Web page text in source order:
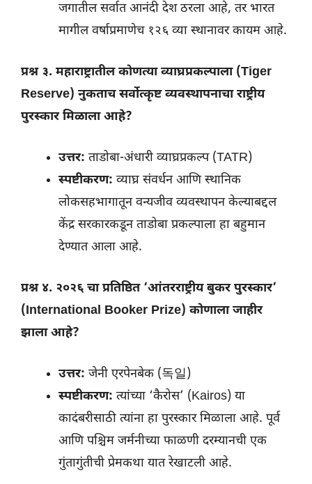
जगातील सर्वात आनंदी देश ठरला आहे, तर भारत
मागील वर्षाप्रमाणेच १२६ व्या स्थानावर कायम आहे.
प्रश्न ३. महाराष्ट्रातील कोणत्या व्याघ्रप्रकल्पाला (Tiger
Reserve) नुकताच सर्वोत्कृष्ट व्यवस्थापनाचा राष्ट्रीय
पुरस्कार मिळाला आहे?
उत्तर: ताडोबा-अंधारी व्याघ्रप्रकल्प (TATR)
स्पष्टीकरण: व्याघ्र संवर्धन आणि स्थानिक
लोकसहभागातून वन्यजीव व्यवस्थापन केल्याबद्दल
केंद्र सरकारकडून ताडोबा प्रकल्पाला हा बहुमान
देण्यात आला आहे.
प्रश्न ४. २०२६ चा प्रतिष्ठित ‘आंतरराष्ट्रीय बुकर पुरस्कार’
(International Booker Prize) कोणाला जाहीर
झाला आहे?
उत्तर: जेनी एरपेनबेक (독일)
स्पष्टीकरण: त्यांच्या ‘कैरोस’ (Kairos) या
कादंबरीसाठी त्यांना हा पुरस्कार मिळाला आहे. पूर्व
आणि पश्चिम जर्मनीच्या फाळणी दरम्यानची एक
गुंतागुंतीची प्रेमकथा यात रेखाटली आहे.